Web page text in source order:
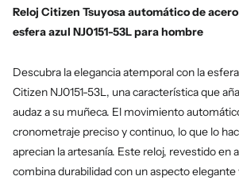
Reloj Citizen Tsuyosa automático de
esfera azul NJ0151-53L para hombre
Descubra la elegancia atemporal con la
Citizen NJ0151-53L, una característica que
audaz a su muñeca. El movimiento
cronometraje preciso y continuo, lo que lo
aprecian la artesanía. Este reloj, revestido en
combina durabilidad con un aspecto